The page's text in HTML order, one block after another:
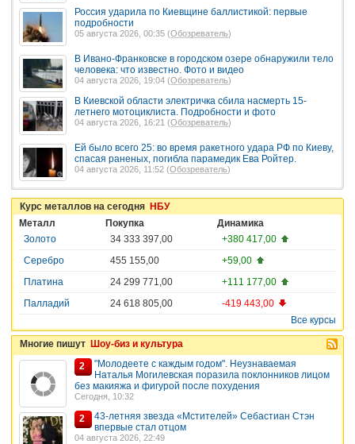
Россия ударила по Киевщине баллистикой: первые
подробности
05 августа 2026, 00:35 (Обозреватель)
В Ивано-Франковске в городском озере обнаружили тело
человека: что известно. Фото и видео
04 августа 2026, 19:04 (Обозреватель)
В Киевской области электричка сбила насмерть 15-
летнего мотоциклиста. Подробности и фото
04 августа 2026, 16:21 (Обозреватель)
Ей было всего 25: во время ракетного удара РФ по Киеву,
спасая раненых, погибла парамедик Ева Ройтер.
04 августа 2026, 11:52 (Обозреватель)
Курс металлов на сегодня НБУ
Металл
Покупка
Динамика
Золото
34 333 397,00
+380 417,00
Серебро
455 155,00
+59,00
Платина
24 299 771,00
+111 177,00
Палладий
24 618 805,00
-419 443,00
Все курсы
Многие пишут Шоу-биз и культура
2
"Молодеете с каждым годом". Неузнаваемая
Наталья Могилевская поразила поклонников лицом
без макияжа и фигурой после похудения
Сегодня, 10:32
2
43-летняя звезда «Мстителей» Себастиан Стэн
впервые стал отцом
04 августа 2026, 22:49